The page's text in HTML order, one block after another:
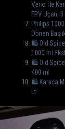
Verici ile
FPV Uçan,
Philips
Dönen
🛍️ Old Spice
1000 ml
🛍️ Old Spice
400 ml
🛍️ Karaca
Lt